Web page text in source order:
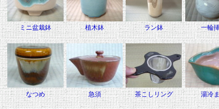
ミニ盆栽鉢 植木鉢 ラン鉢 一輪
なつめ 急須 茶こしリング 湯冷